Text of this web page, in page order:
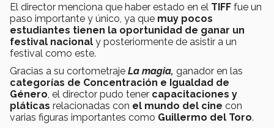
El director menciona que haber estado en el TIFF fue un
paso importante y único, ya que muy pocos
estudiantes tienen la oportunidad de ganar un
festival nacional y posteriormente de asistir a un
festival como este.
Gracias a su cortometraje La magia, ganador en las
categorías de Concentración e Igualdad de
Género , el director pudo tener capacitaciones y
pláticas relacionadas con el mundo del cine con
varias figuras importantes como Guillermo del Toro.